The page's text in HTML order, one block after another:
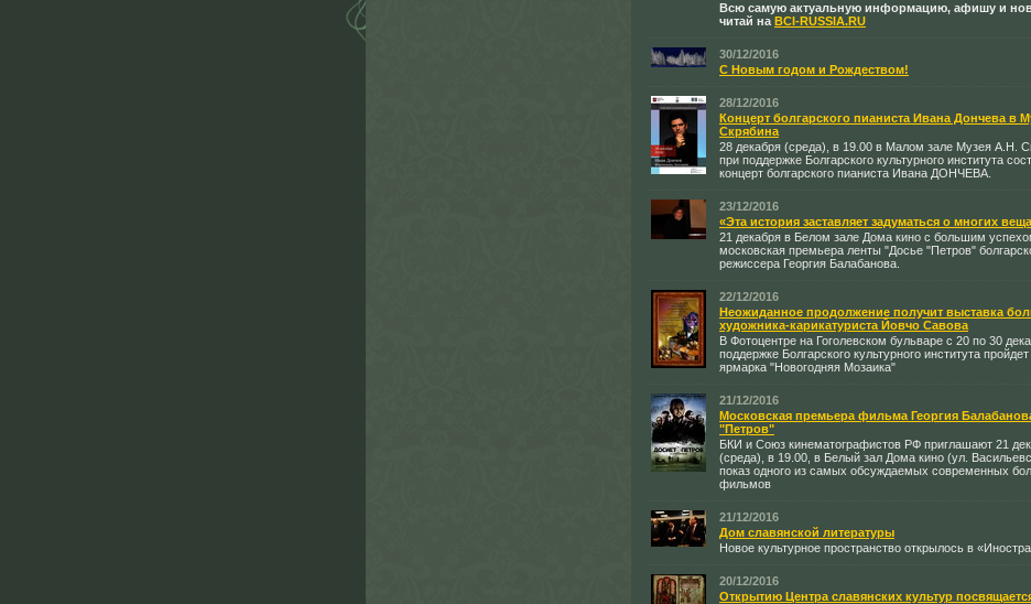
Всю самую актуальную информацию, афишу и
читай на BCI-RUSSIA.RU
30/12/2016
С Новым годом и Рождеством!
28/12/2016
Концерт болгарского пианиста Ивана Дончева в
Скрябина
28 декабря (среда), в 19.00 в Малом зале Музея А.Н.
при поддержке Болгарского культурного института
концерт болгарского пианиста Ивана ДОНЧЕВА.
23/12/2016
«Эта история заставляет задуматься о многих
21 декабря в Белом зале Дома кино с большим
московская премьера ленты "Досье "Петров"
режиссера Георгия Балабанова.
22/12/2016
Неожиданное продолжение получит выставка
художника-карикатуриста Йовчо Савова
В Фотоцентре на Гоголевском бульваре с 20 по 30
поддержке Болгарского культурного института
ярмарка "Новогодняя Мозаика"
21/12/2016
Московская премьера фильма Георгия
"Петров"
БКИ и Союз кинематографистов РФ приглашают 21
(среда), в 19.00, в Белый зал Дома кино (ул.
показ одного из самых обсуждаемых современных
фильмов
21/12/2016
Дом славянской литературы
Новое культурное пространство открылось в
20/12/2016
Открытию Центра славянских культур